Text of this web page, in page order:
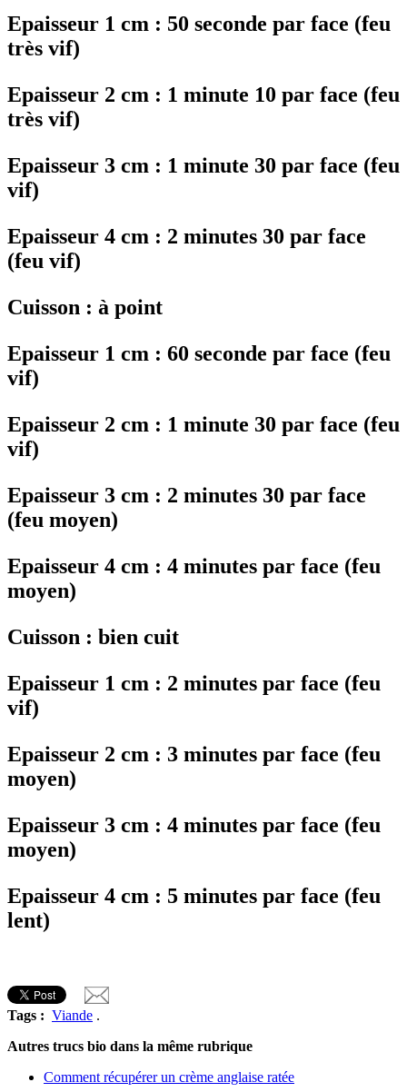
Epaisseur 1 cm : 50 seconde par face (feu
très vif)
Epaisseur 2 cm : 1 minute 10 par face (feu
très vif)
Epaisseur 3 cm : 1 minute 30 par face (feu
vif)
Epaisseur 4 cm : 2 minutes 30 par face
(feu vif)
Cuisson : à point
Epaisseur 1 cm : 60 seconde par face (feu
vif)
Epaisseur 2 cm : 1 minute 30 par face (feu
vif)
Epaisseur 3 cm : 2 minutes 30 par face
(feu moyen)
Epaisseur 4 cm : 4 minutes par face (feu
moyen)
Cuisson : bien cuit
Epaisseur 1 cm : 2 minutes par face (feu
vif)
Epaisseur 2 cm : 3 minutes par face (feu
moyen)
Epaisseur 3 cm : 4 minutes par face (feu
moyen)
Epaisseur 4 cm : 5 minutes par face (feu
lent)
Tags : Viande .
Autres trucs bio dans la même rubrique
Comment récupérer un crème anglaise ratée